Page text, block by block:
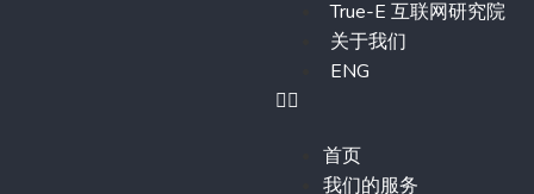
True-E 互联网研究院
关于我们
ENG
首页
我们的服务